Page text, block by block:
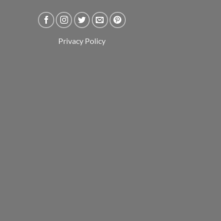
Privacy Policy